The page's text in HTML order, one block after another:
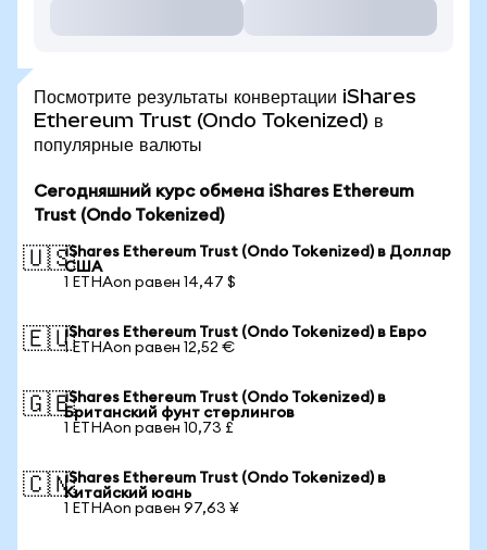
Посмотрите результаты конвертации iShares
Ethereum Trust (Ondo Tokenized) в
популярные валюты
Сегодняшний курс обмена iShares Ethereum
Trust (Ondo Tokenized)
🇺🇸iShares Ethereum Trust (Ondo Tokenized) в Доллар
США
1 ETHAon равен 14,47 $
🇪🇺iShares Ethereum Trust (Ondo Tokenized) в Евро
1 ETHAon равен 12,52 €
🇬🇧iShares Ethereum Trust (Ondo Tokenized) в
Британский фунт стерлингов
1 ETHAon равен 10,73 £
🇨🇳iShares Ethereum Trust (Ondo Tokenized) в
Китайский юань
1 ETHAon равен 97,63 ¥